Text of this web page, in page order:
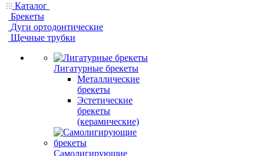
Каталог
Брекеты
Дуги ортодонтические
Щечные трубки
Лигатурные брекеты
Металлические
брекеты
Эстетические
брекеты
(керамические)
Самолигирующие